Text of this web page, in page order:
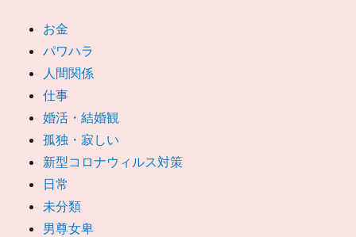
お金
パワハラ
人間関係
仕事
婚活・結婚観
孤独・寂しい
新型コロナウィルス対策
日常
未分類
男尊女卑